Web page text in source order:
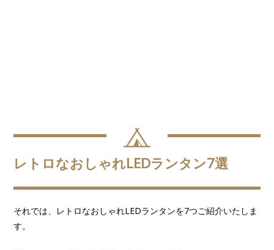
レトロなおしゃれLEDランタン7選
それでは、レトロなおしゃれLEDランタンを7つご紹介いたしま
す。